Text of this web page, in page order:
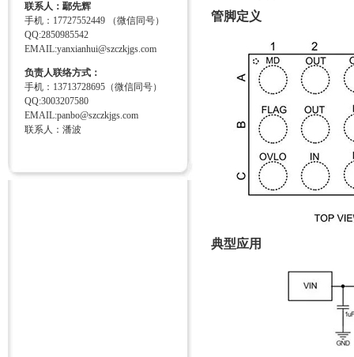
联系人：鄢先辉
手机：17727552449 （微信同号）
QQ:2850985542
EMAIL:yanxianhui@szczkjgs.com
负责人联络方式：
手机：13713728695（微信同号）
QQ:3003207580
EMAIL:panbo@szczkjgs.com
联系人：潘波
管脚定义
典型应用